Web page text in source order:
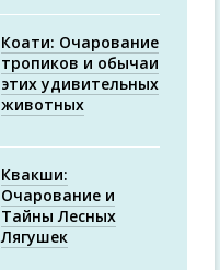
Коати: Очарование
тропиков и обычаи
этих удивительных
животных
Квакши:
Очарование и
Тайны Лесных
Лягушек